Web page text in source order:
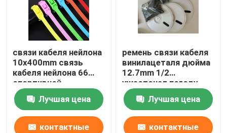
связи кабеля нейлона
10x400mm связь
кабеля нейлона 66
спортивной
площадки красочной
крытаяЛучшая цена
контактные
ремень связи кабеля
винилацеталя дюйма
12.7mm 1/2
ужесточал погоду
устойчивую
Лучшая цена
контактные